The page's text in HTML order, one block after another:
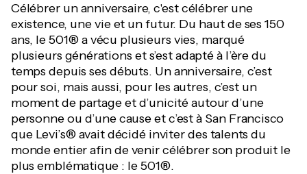
Célébrer un anniversaire, c'est célébrer une
existence, une vie et un futur. Du haut de ses 150
ans, le 501® a vécu plusieurs vies, marqué
plusieurs générations et s’est adapté à l’ère du
temps depuis ses débuts. Un anniversaire, c’est
pour soi, mais aussi, pour les autres, c’est un
moment de partage et d’unicité autour d’une
personne ou d’une cause et c’est à San Francisco
que Levi’s® avait décidé inviter des talents du
monde entier afin de venir célébrer son produit le
plus emblématique : le 501®.